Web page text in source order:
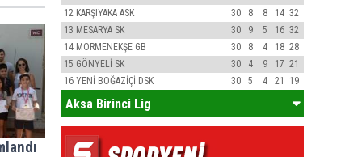
12 KARŞIYAKA ASK 30 8 8 14 32
13 MESARYA SK 30 9 5 16 32
14 MORMENEKŞE GB 30 8 4 18 28
15 GÖNYELİ SK 30 4 9 17 21
16 YENİ BOĞAZİÇİ DSK 30 5 4 21 19
Aksa Birinci Lig